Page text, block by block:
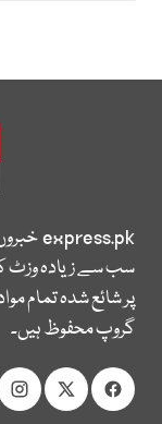
express.pk
سب سے زیادہ وزٹ
پر شائع شدہ تمام
گروپ محفوظ ہیں۔